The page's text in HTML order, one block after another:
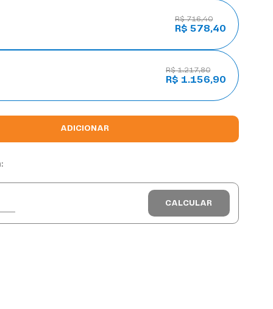
R$ 716,40
R$ 578,40
R$ 1.217,80
R$ 1.156,90
ADICIONAR